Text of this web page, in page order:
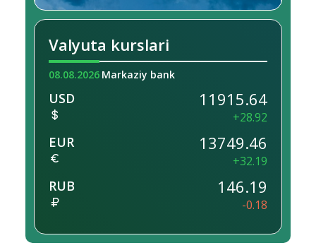
Valyuta kurslari
08.08.2026 Markaziy bank
USD 11915.64
+28.92
EUR 13749.46
+32.19
RUB 146.19
-0.18